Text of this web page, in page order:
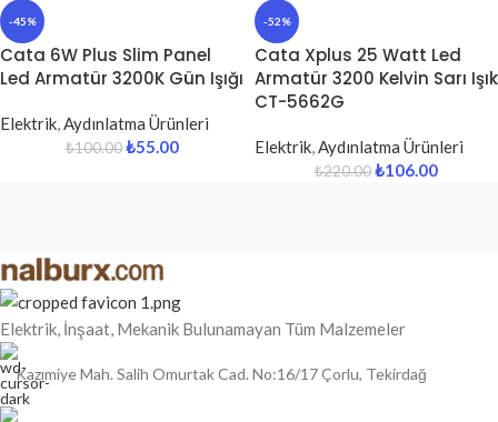
-45%
Cata 6W Plus Slim Panel
Led Armatür 3200K Gün Işığı
Elektrik Aydınlatma Ürünleri
₺100.00 ₺55.00
-52%
Cata Xplus 25 Watt Led
Armatür 3200 Kelvin Sarı Işık
CT-5662G
Elektrik Aydınlatma Ürünleri
₺220.00₺106.00
Elektrik, İnşaat, Mekanik Bulunamayan Tüm Malzemeler
Kazımiye Mah. Salih Omurtak Cad. No:16/17 Çorlu, Tekirdağ